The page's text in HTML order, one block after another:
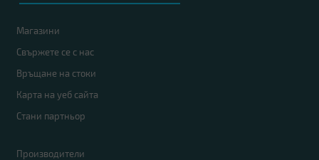
Магазини
Свържете се с нас
Връщане на стоки
Карта на уеб сайта
Стани партньор
Производители